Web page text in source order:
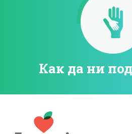
Как да ни